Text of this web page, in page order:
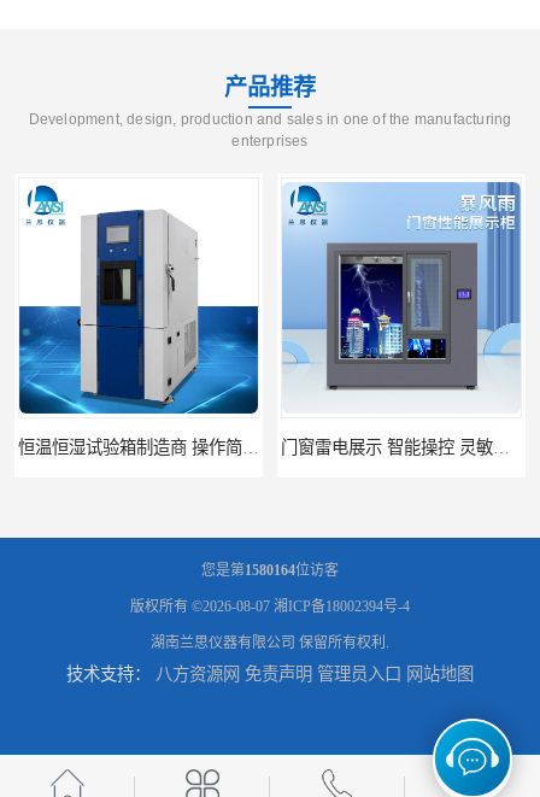
产品推荐
Development, design, production and sales in one of the manufacturing
enterprises
门窗雷电展示 智能操控 灵敏方便
门窗暴风雨展示设备 简洁灵敏 灵敏方便 门窗风雨测试机 操作简单 使用寿命长
您是第1580164位访客
版权所有 ©2026-08-07 湘ICP备18002394号-4
湖南兰思仪器有限公司 保留所有权利.
技术支持： 八方资源网 免责声明 管理员入口 网站地图